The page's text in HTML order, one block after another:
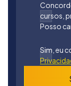
cursos,
Posso
Sim, eu